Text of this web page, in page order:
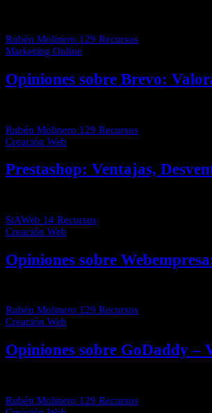
Rubén Molinero 129 Recursos
Marketing Online
Opiniones sobre Brevo:
Rubén Molinero 129 Recursos
Creación Web
Prestashop: Ventajas,
SiAWeb 14 Recursos
Creación Web
Opiniones sobre
Rubén Molinero 129 Recursos
Creación Web
Opiniones sobre GoDaddy –
Rubén Molinero 129 Recursos